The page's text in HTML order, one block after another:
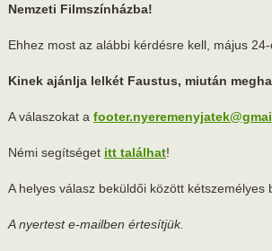
Nemzeti Filmszínházba!
Ehhez most az alábbi kérdésre kell, május
Kinek ajánlja lelkét Faustus, miután
A válaszokat a
Némi segítséget itt találhat!
A helyes válasz beküldői között kétszemélyes
A nyertest e-mailben értesítjük.